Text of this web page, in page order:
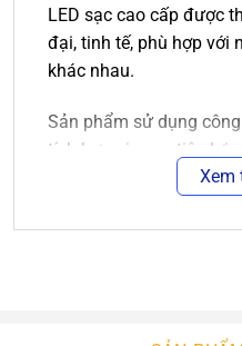
LED sạc cao cấp được
đại, tinh tế, phù hợp với
khác nhau.
Sản phẩm sử dụng
tích hợp pin sạc tiện lợi
minh, mang đến trảiXem